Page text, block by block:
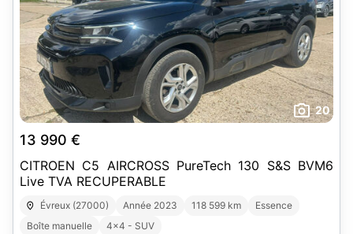
20
13 990 €
CITROEN C5 AIRCROSS PureTech 130 S&S BVM6
Live TVA RECUPERABLE
Évreux (27000) Année 2023 118 599 km
Essence
Boîte manuelle
4x4 - SUV